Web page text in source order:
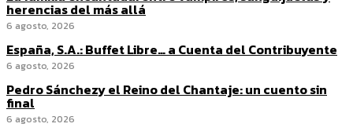
herencias del más allá
6 agosto, 2026
España, S.A.: Buffet Libre… a Cuenta del Contribuyente
6 agosto, 2026
Pedro Sánchezy el Reino del Chantaje: un cuento sin
final
6 agosto, 2026